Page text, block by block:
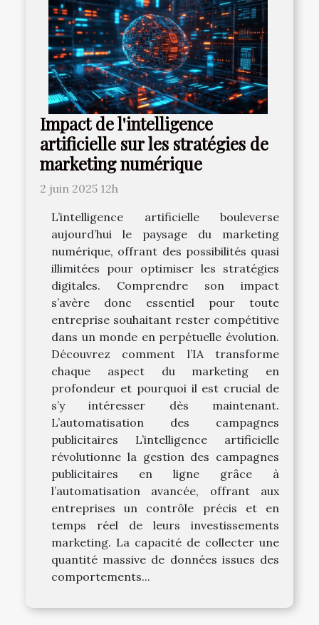
Impact de l'intelligence
artificielle sur les stratégies de
marketing numérique
2 juin 2025 12h
L’intelligence artificielle bouleverse
aujourd’hui le paysage du marketing
numérique, offrant des possibilités quasi
illimitées pour optimiser les stratégies
digitales. Comprendre son impact
s’avère donc essentiel pour toute
entreprise souhaitant rester compétitive
dans un monde en perpétuelle évolution.
Découvrez comment l’IA transforme
chaque aspect du marketing en
profondeur et pourquoi il est crucial de
s’y intéresser dès maintenant.
L’automatisation des campagnes
publicitaires L’intelligence artificielle
révolutionne la gestion des campagnes
publicitaires en ligne grâce à
l’automatisation avancée, offrant aux
entreprises un contrôle précis et en
temps réel de leurs investissements
marketing. La capacité de collecter une
quantité massive de données issues des
comportements...